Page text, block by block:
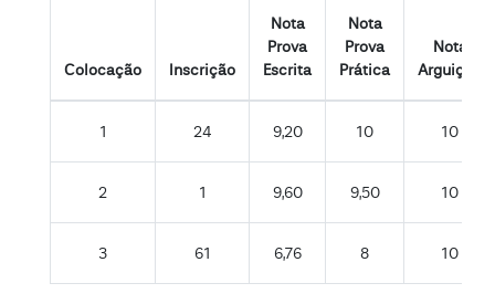
Colocação Inscrição
Nota
Prova
Escrita
Nota
Prova
Prática
Nota
Arguição
1 24 9,20 10 10
2 1 9,60 9,50 10
3 61 6,76 8 10